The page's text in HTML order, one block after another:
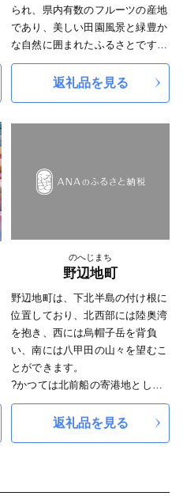
られ、県内有数のフルーツの産地
であり、美しい田園風景と緑豊か
な自然に囲まれたふるさとです。
町の代名詞ともいえる「さくらん
ぼ」や、大きな果実と芳醇な甘さ
と香り、滑らかな食感の洋なし
も、大自然のやさしい風を感じな
がら果物を収穫し、味わっていた
級にんにく「ふくちホワイト6片
種」の発祥の地でもあります。
かしながら来訪者との交流を深め
る「達者村」事業に取り組んでお
り、達者（安全・安心・健康）に
資する農産加工品や手工芸品など
を「達者村認証産品」として認
証・登録する制度も行っていま
す。
～みんながつながり達者に暮らす
笑顔あふれるまち～ 南部町へど
返礼品を見る
のへじまち
野辺地町
野辺地町は、下北半島の付け根に
位置しており、北西部には陸奥湾
を抱き、西には烏帽子岳を背負
い、南には八甲田の山々を望むこ
とができます。
?かつては北前船の寄港地として
栄えた港町としての歴史があり、
祇園まつりや郷土料理など当時の
返礼品を見る